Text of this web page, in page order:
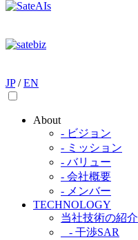
JP / EN
About
- ビジョン
- ミッション
- バリュー
- 会社概要
- メンバー
TECHNOLOGY
当社技術の紹介​
- 干渉SAR​